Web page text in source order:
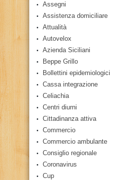
Assegni
Assistenza domiciliare
Attualità
Autovelox
Azienda Siciliani
Beppe Grillo
Bollettini epidemiologici
Cassa integrazione
Celiachia
Centri diurni
Cittadinanza attiva
Commercio
Commercio ambulante
Consiglio regionale
Coronavirus
Cup